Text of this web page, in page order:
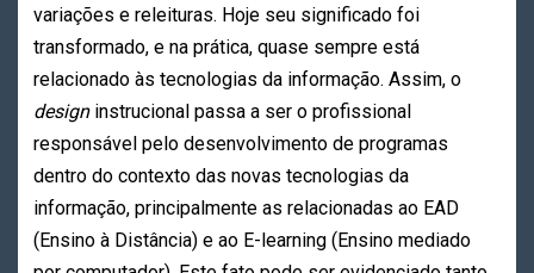
variações e releituras. Hoje seu significado foi
transformado, e na prática, quase sempre está
relacionado às tecnologias da informação. Assim, o
design instrucional passa a ser o profissional
responsável pelo desenvolvimento de programas
dentro do contexto das novas tecnologias da
informação, principalmente as relacionadas ao EAD
(Ensino à Distância) e ao E-learning (Ensino mediado